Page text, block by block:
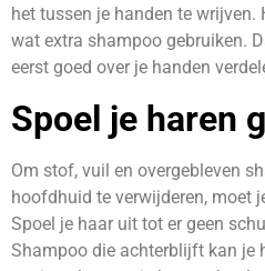
het tussen je handen te wrijven.
wat extra shampoo gebruiken.
eerst goed over je handen
Spoel je haren
Om stof, vuil en overgebleven
hoofdhuid te verwijderen, moet
Spoel je haar uit tot er geen
Shampoo die achterblijft kan je